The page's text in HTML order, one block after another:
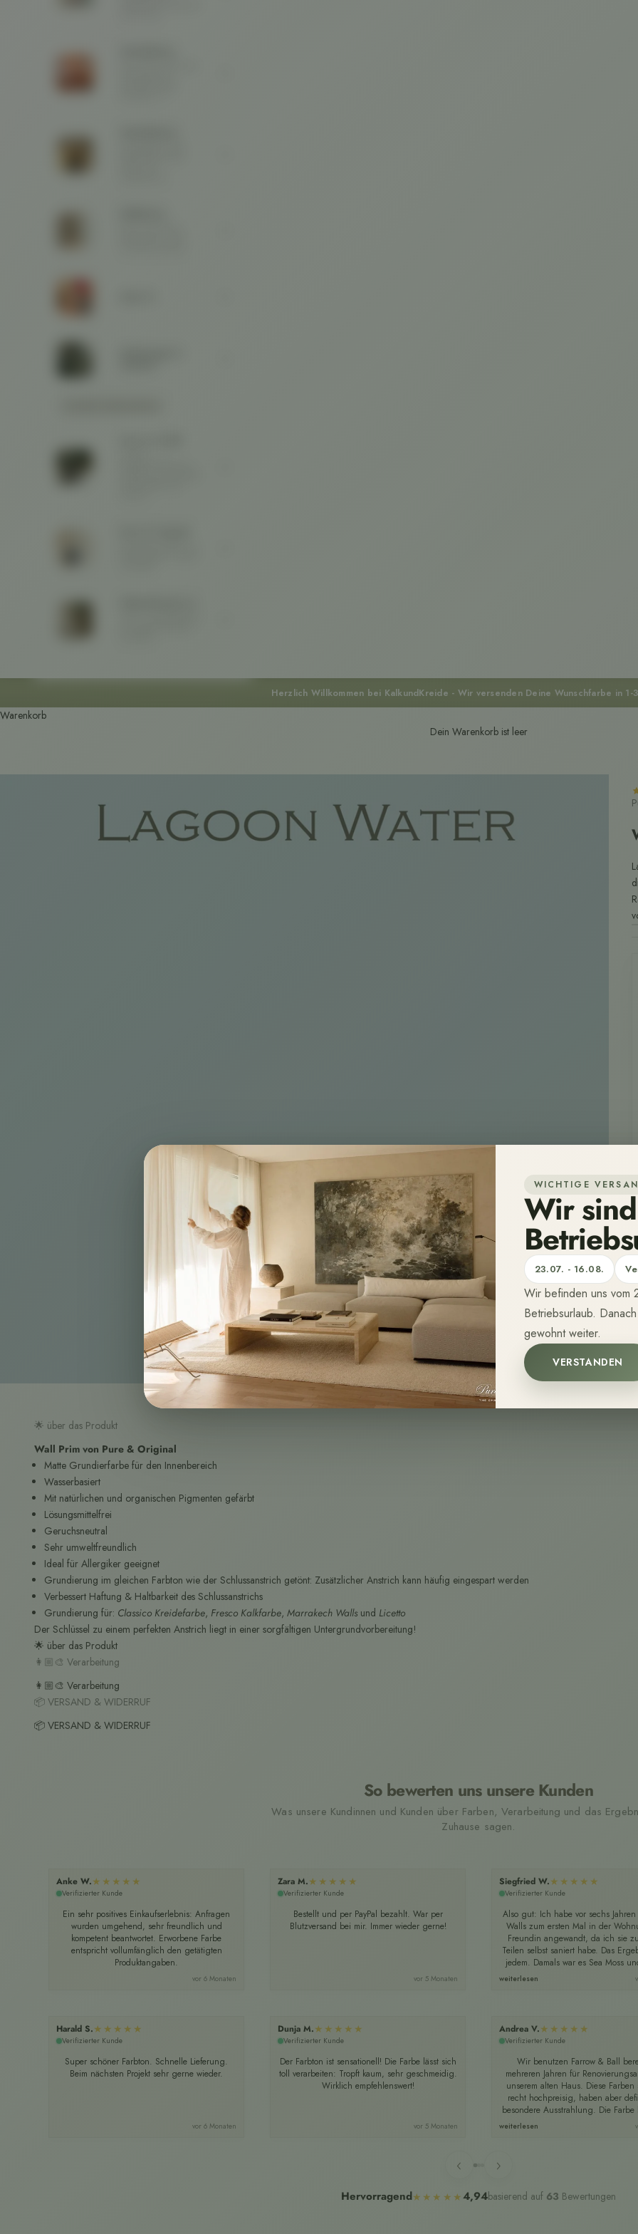
Herzlich Willkommen bei KalkundKreide - Wir versenden Deine Wunschfarbe in 1-
WICHTIGE
Wir
23.07. - 16.08.
Wir befinden uns vom
Betriebsurlaub.
gewohnt weiter.
VERSTANDEN
Warenkorb
Dein Warenkorb ist leer
🌟 über das Produkt
Wall Prim von Pure & Original
Matte Grundierfarbe für den Innenbereich
Wasserbasiert
Mit natürlichen und organischen Pigmenten gefärbt
Lösungsmittelfrei
Geruchsneutral
Sehr umweltfreundlich
Ideal für Allergiker geeignet
Grundierung im gleichen Farbton wie der Schlussanstrich getönt: Zusätzlicher Anstrich kann häufig eingespart werden
Verbessert Haftung & Haltbarkeit des Schlussanstrichs
Grundierung für: Classico Kreidefarbe, Fresco Kalkfarbe, Marrakech Walls und Licetto
Der Schlüssel zu einem perfekten Anstrich liegt in einer sorgfältigen Untergrundvorbereitung!
🌟 über das Produkt
👩🏼‍🎨 Verarbeitung
👩🏼‍🎨 Verarbeitung
📦 VERSAND & WIDERRUF
📦 VERSAND & WIDERRUF
So bewerten uns unsere Kunden
Was unsere Kundinnen und Kunden über Farben, Verarbeitung und das
Zuhause sagen.
Anke W.★★★★★
Verifizierter Kunde
Ein sehr positives Einkaufserlebnis: Anfragen
wurden umgehend, sehr freundlich und
kompetent beantwortet. Erworbene Farbe
entspricht vollumfänglich den getätigten
Produktangaben.
vor 6 Monaten
Harald S.★★★★★
Verifizierter Kunde
Super schöner Farbton. Schnelle Lieferung.
Beim nächsten Projekt sehr gerne wieder.
vor 6 Monaten
Zara M.★★★★★
Verifizierter Kunde
Bestellt und per PayPal bezahlt. War per
Blutzversand bei mir. Immer wieder gerne!
vor 5 Monaten
Dunja M.★★★★★
Verifizierter Kunde
Der Farbton ist sensationell! Die Farbe lässt sich
toll verarbeiten: Tropft kaum, sehr geschmeidig.
Wirklich empfehlenswert!
vor 5 Monaten
Siegfried W.★★★★★
Verifizierter Kunde
Also gut: Ich habe vor sechs Jahren
Walls zum ersten Mal in der
Freundin angewandt, da ich sie
Teilen selbst saniert habe. Das
jedem. Damals war es Sea Moss
weiterlesen
Andrea V.★★★★★
Verifizierter Kunde
Wir benutzen Farrow & Ball
mehreren Jahren für
unserem alten Haus. Diese
recht hochpreisig, haben aber
besondere Ausstrahlung. Die Farbe
weiterlesen
‹ ›
Hervorragend★★★★★4,94basierend auf 63 Bewertungen